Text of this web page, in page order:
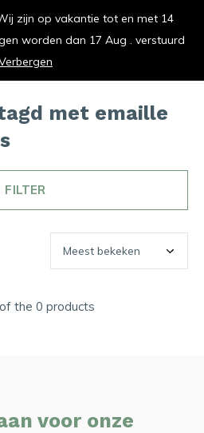
vrolijk je
met emaille
FILTER
the 0 products
voor onze
zijn op vakantie tot en met 14
worden dan 17 Aug . verstuurd